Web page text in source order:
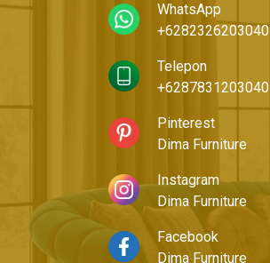
WhatsApp
+6282326203040
Telepon
+6287831203040
Pinterest
Dima Furniture
Instagram
Dima Furniture
Facebook
Dima Furniture